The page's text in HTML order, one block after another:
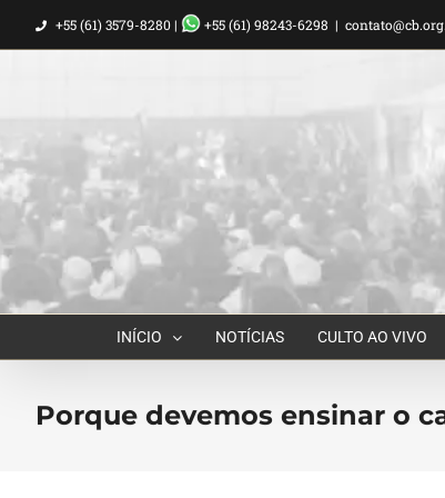
para
+55 (61) 3579-8280 | +55 (61) 98243-6298 |
INÍCIO NOTÍCIAS CULTO AO VIVO
Porque devemos ensinar o